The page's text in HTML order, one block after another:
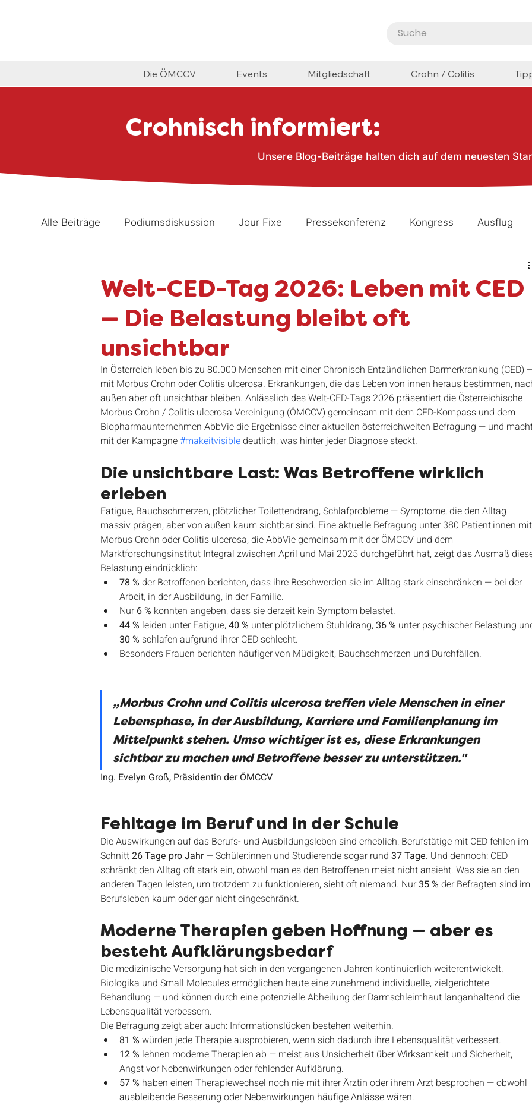
Die ÖMCCV Events Mitgliedschaft Crohn / Colitis
Crohnisch informiert:
Unsere Blog-Beiträge halten dich auf dem neuesten
Alle Beiträge Podiumsdiskussion Jour Fixe Pressekonferenz Kongress Ausflug
Forschung Kinder Online Kurs makeitvisible Gewinnspiel
Welt-CED-Tag 2026: Leben mit CED
— Die Belastung bleibt oft
unsichtbar
In Österreich leben bis zu 80.000 Menschen mit einer Chronisch Entzündlichen Darmerkrankung (CED)
mit Morbus Crohn oder Colitis ulcerosa. Erkrankungen, die das Leben von innen heraus bestimmen,
außen aber oft unsichtbar bleiben. Anlässlich des Welt-CED-Tags 2026 präsentiert die Österreichische
Morbus Crohn / Colitis ulcerosa Vereinigung (ÖMCCV) gemeinsam mit dem CED-Kompass und dem
Biopharmaunternehmen AbbVie die Ergebnisse einer aktuellen österreichweiten Befragung — und
mit der Kampagne #makeitvisible deutlich, was hinter jeder Diagnose steckt.
Die unsichtbare Last: Was Betroffene wirklich
erleben
Fatigue, Bauchschmerzen, plötzlicher Toilettendrang, Schlafprobleme — Symptome, die den Alltag
massiv prägen, aber von außen kaum sichtbar sind. Eine aktuelle Befragung unter 380 Patient:innen
Morbus Crohn oder Colitis ulcerosa, die AbbVie gemeinsam mit der ÖMCCV und dem
Marktforschungsinstitut Integral zwischen April und Mai 2025 durchgeführt hat, zeigt das Ausmaß
Belastung eindrücklich:
78 % der Betroffenen berichten, dass ihre Beschwerden sie im Alltag stark einschränken — bei der
Arbeit, in der Ausbildung, in der Familie.
Nur 6 % konnten angeben, dass sie derzeit kein Symptom belastet.
44 % leiden unter Fatigue, 40 % unter plötzlichem Stuhldrang, 36 % unter psychischer Belastung
30 % schlafen aufgrund ihrer CED schlecht.
Besonders Frauen berichten häufiger von Müdigkeit, Bauchschmerzen und Durchfällen.
„Morbus Crohn und Colitis ulcerosa treffen viele Menschen in einer
Lebensphase, in der Ausbildung, Karriere und Familienplanung im
Mittelpunkt stehen. Umso wichtiger ist es, diese Erkrankungen
sichtbar zu machen und Betroffene besser zu unterstützen."
Ing. Evelyn Groß, Präsidentin der ÖMCCV
Fehltage im Beruf und in der Schule
Die Auswirkungen auf das Berufs- und Ausbildungsleben sind erheblich: Berufstätige mit CED fehlen im
Schnitt 26 Tage pro Jahr — Schüler:innen und Studierende sogar rund 37 Tage. Und dennoch: CED
schränkt den Alltag oft stark ein, obwohl man es den Betroffenen meist nicht ansieht. Was sie an den
anderen Tagen leisten, um trotzdem zu funktionieren, sieht oft niemand. Nur 35 % der Befragten sind im
Berufsleben kaum oder gar nicht eingeschränkt.
Moderne Therapien geben Hoffnung — aber es
besteht Aufklärungsbedarf
Die medizinische Versorgung hat sich in den vergangenen Jahren kontinuierlich weiterentwickelt.
Biologika und Small Molecules ermöglichen heute eine zunehmend individuelle, zielgerichtete
Behandlung — und können durch eine potenzielle Abheilung der Darmschleimhaut langanhaltend die
Lebensqualität verbessern.
Die Befragung zeigt aber auch: Informationslücken bestehen weiterhin.
81 % würden jede Therapie ausprobieren, wenn sich dadurch ihre Lebensqualität verbessert.
12 % lehnen moderne Therapien ab — meist aus Unsicherheit über Wirksamkeit und Sicherheit,
Angst vor Nebenwirkungen oder fehlender Aufklärung.
57 % haben einen Therapiewechsel noch nie mit ihrer Ärztin oder ihrem Arzt besprochen — obwohl
ausbleibende Besserung oder Nebenwirkungen häufige Anlässe wären.